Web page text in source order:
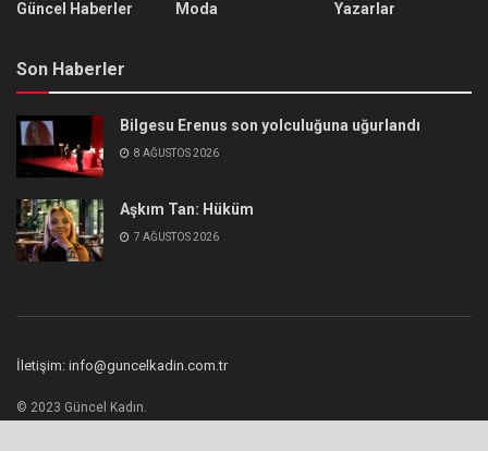
Güncel Haberler
Moda
Yazarlar
Son Haberler
Bilgesu Erenus son yolculuğuna uğurlandı
8 AĞUSTOS 2026
Aşkım Tan: Hüküm
7 AĞUSTOS 2026
İletişim: info@guncelkadin.com.tr
© 2023 Güncel Kadın.